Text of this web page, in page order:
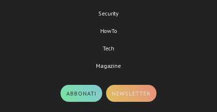
Security
HowTo
Tech
Magazine
ABBONATI NEWSLETTER